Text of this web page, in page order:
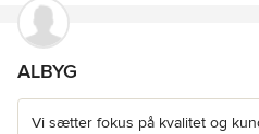
ALBYG
Vi sætter fokus på kvalitet og